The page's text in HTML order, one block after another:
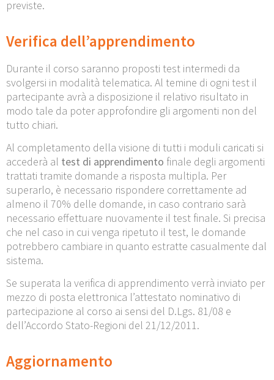
previste.
Verifica dell’apprendimento
Durante il corso saranno proposti test intermedi da
svolgersi in modalità telematica. Al temine di ogni test il
partecipante avrà a disposizione il relativo risultato in
modo tale da poter approfondire gli argomenti non del
tutto chiari.
Al completamento della visione di tutti i moduli caricati si
accederà al test di apprendimento finale degli argomenti
trattati tramite domande a risposta multipla. Per
superarlo, è necessario rispondere correttamente ad
almeno il 70% delle domande, in caso contrario sarà
necessario effettuare nuovamente il test finale. Si precisa
che nel caso in cui venga ripetuto il test, le domande
potrebbero cambiare in quanto estratte casualmente dal
sistema.
Se superata la verifica di apprendimento verrà inviato per
mezzo di posta elettronica l’attestato nominativo di
partecipazione al corso ai sensi del D.Lgs. 81/08 e
dell’Accordo Stato-Regioni del 21/12/2011.
Aggiornamento